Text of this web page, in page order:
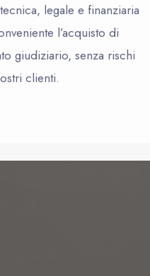
legale e finanziaria
l’acquisto di
giudiziario, senza rischi
clienti.